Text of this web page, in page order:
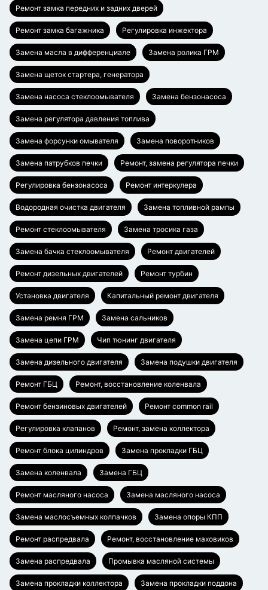
Ремонт замка передних и задних дверей
Ремонт замка багажника Регулировка инжектора
Замена масла в дифференциале Замена ролика ГРМ
Замена щеток стартера, генератора
Замена насоса стеклоомывателя Замена бензонасоса
Замена регулятора давления топлива
Замена форсунки омывателя Замена поворотников
Замена патрубков печки Ремонт, замена регулятора печки
Регулировка бензонасоса Ремонт интеркулера
Водородная очистка двигателя Замена топливной рампы
Ремонт стеклоомывателя Замена тросика газа
Замена бачка стеклоомывателя Ремонт двигателей
Ремонт дизельных двигателей Ремонт турбин
Установка двигателя Капитальный ремонт двигателя
Замена ремня ГРМ Замена сальников
Замена цепи ГРМ Чип тюнинг двигателя
Замена дизельного двигателя Замена подушки двигателя
Ремонт ГБЦ Ремонт, восстановление коленвала
Ремонт бензиновых двигателей Ремонт common rail
Регулировка клапанов Ремонт, замена коллектора
Ремонт блока цилиндров Замена прокладки ГБЦ
Замена коленвала Замена ГБЦ
Ремонт масляного насоса Замена масляного насоса
Замена маслосъемных колпачков Замена опоры КПП
Ремонт распредвала Ремонт, восстановление маховиков
Замена распредвала Промывка масляной системы
Замена прокладки коллектора Замена прокладки поддона